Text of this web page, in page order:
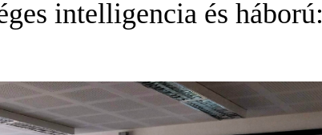
intelligencia és háború: